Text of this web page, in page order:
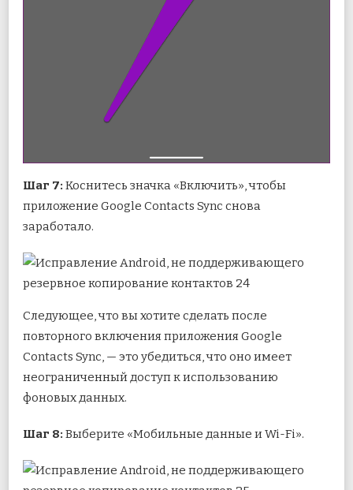
Шаг 7: Коснитесь значка «Включить», чтобы
приложение Google Contacts Sync снова
заработало.
Следующее, что вы хотите сделать после
повторного включения приложения Google
Contacts Sync, — это убедиться, что оно имеет
неограниченный доступ к использованию
фоновых данных.
Шаг 8: Выберите «Мобильные данные и Wi-Fi».